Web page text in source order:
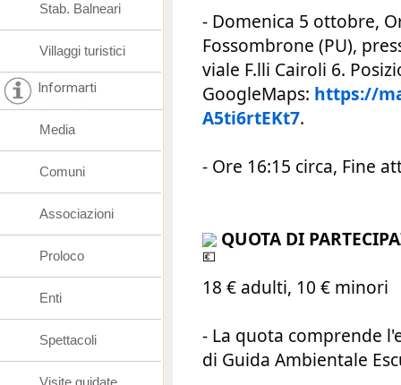
- Domenica 5 ottobre,
Fossombrone (PU),
viale F.lli Cairoli 6.
GoogleMaps: https://
A5ti6rtEKt7.
- Ore 16:15 circa, Fine
QUOTA DI
18 € adulti, 10 € minori
- La quota comprende
di Guida Ambientale
Stab. Balneari
Villaggi turistici
Informarti
Media
Comuni
Associazioni
Proloco
Enti
Spettacoli
Visite guidate